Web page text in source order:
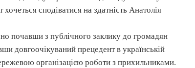
сподіватися на здатність Анатолія
почавши з публічного заклику до громадян
довгоочікуваний прецедент в українській
організацією роботи з прихильниками.